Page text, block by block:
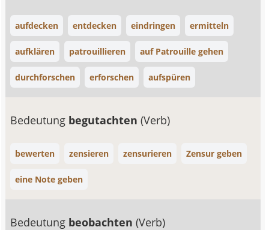
aufdecken entdecken eindringen ermitteln
aufklären patrouillieren auf Patrouille gehen
durchforschen erforschen aufspüren
Bedeutung begutachten(Verb)
bewerten zensieren zensurieren Zensur geben
eine Note geben
Bedeutung beobachten(Verb)